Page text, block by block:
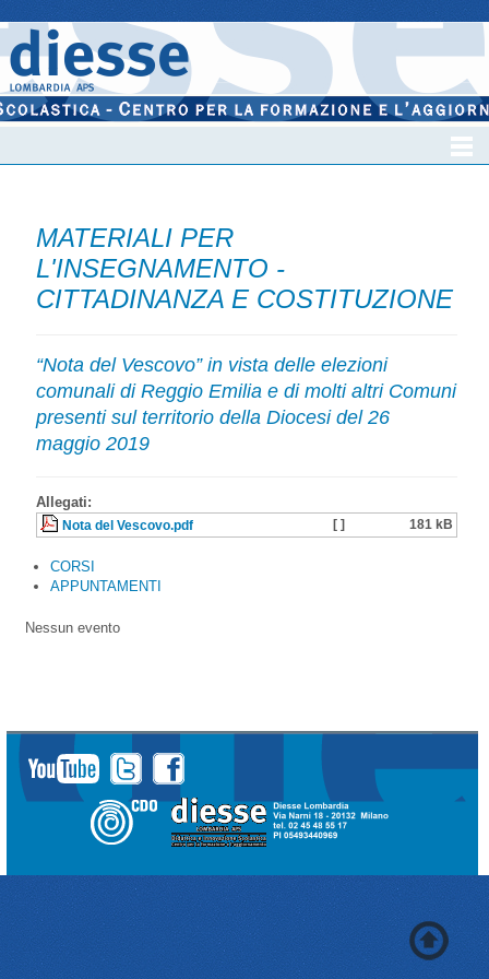
MATERIALI PER
L'INSEGNAMENTO -
CITTADINANZA E COSTITUZIONE
“Nota del Vescovo” in vista delle elezioni
comunali di Reggio Emilia e di molti altri Comuni
presenti sul territorio della Diocesi del 26
maggio 2019
Allegati:
Nota del Vescovo.pdf [ ] 181 kB
CORSI
APPUNTAMENTI
Nessun evento